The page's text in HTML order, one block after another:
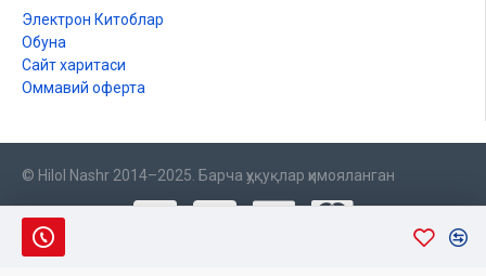
Электрон Китоблар
Обуна
Сайт харитаси
Оммавий оферта
© Hilol Nashr 2014–2025. Барча ҳуқуқлар ҳимояланган